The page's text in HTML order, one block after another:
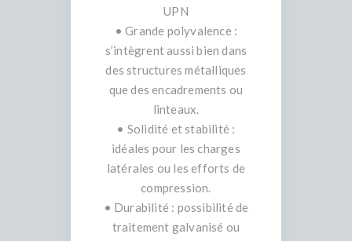
UPN
• Grande polyvalence :
s’intègrent aussi bien dans
des structures métalliques
que des encadrements ou
linteaux.
• Solidité et stabilité :
idéales pour les charges
latérales ou les efforts de
compression.
• Durabilité : possibilité de
traitement galvanisé ou